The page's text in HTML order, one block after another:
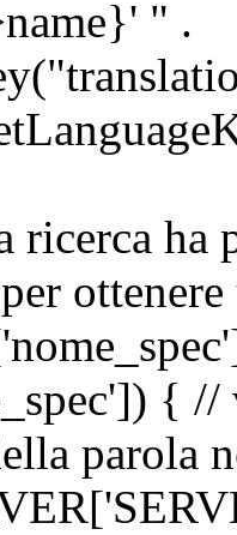
" .
ha
{
parola